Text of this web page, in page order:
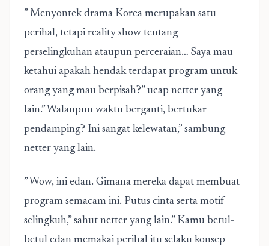
” Menyontek drama Korea merupakan satu
perihal, tetapi reality show tentang
perselingkuhan ataupun perceraian… Saya mau
ketahui apakah hendak terdapat program untuk
orang yang mau berpisah?” ucap netter yang
lain.” Walaupun waktu berganti, bertukar
pendamping? Ini sangat kelewatan,” sambung
netter yang lain.
” Wow, ini edan. Gimana mereka dapat membuat
program semacam ini. Putus cinta serta motif
selingkuh,” sahut netter yang lain.” Kamu betul-
betul edan memakai perihal itu selaku konsep